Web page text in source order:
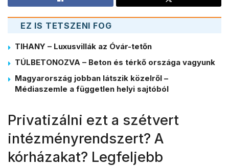
EZ IS TETSZENI FOG
TIHANY – Luxusvillák az Óvár-tetőn
TÚLBETONOZVA – Beton és térkő országa vagyunk
Magyarország jobban látszik közelről –
Médiaszemle a független helyi sajtóból
Privatizálni ezt a szétvert
intézményrendszert? A
kórházakat? Legfeljebb